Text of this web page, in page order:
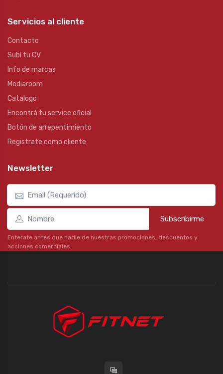
Servicios al cliente
Contacto
Subí tu CV
Info de marcas
Mediaroom
Catalogo
Encontrá tu service oficial
Botón de arrepentimiento
Registrate como cliente
Newsletter
Subscribirme
Enterate antes que nadie de nuestras promociones, descuentos y
acciones comerciales.